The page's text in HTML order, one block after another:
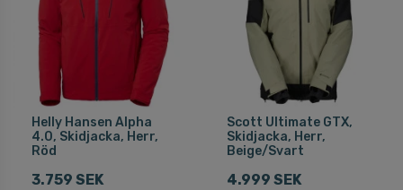
Helly Hansen Alpha
4.0, Skidjacka, Herr,
Röd
3.759 SEK
Scott Ultimate GTX,
Skidjacka, Herr,
Beige/Svart
4.999 SEK